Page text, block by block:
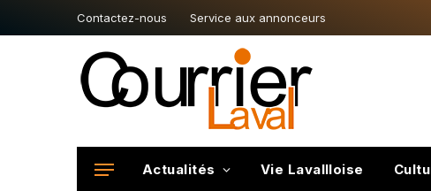
Contactez-nous Service aux annonceurs
Actualités Vie Lavallloise